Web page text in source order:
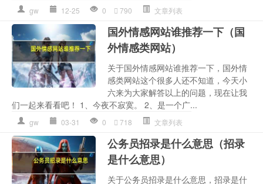
gw 12-25 0 790 文章列表
国外情感网站谁推荐一下（国
外情感类网站）
关于国外情感网站谁推荐一下，国外情
感类网站这个很多人还不知道，今天小
六来为大家解答以上的问题，现在让我
们一起来看看吧！ 1、今夜不寂寞。 2、是一个广...
gw 03-31 0 718 文章列表
公务员招录是什么意思（招录
是什么意思）
关于公务员招录是什么意思，招录是什